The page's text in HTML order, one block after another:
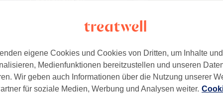
CHF 25
eigene Cookies und Cookies von Dritten, um Inhalte
Medienfunktionen bereitzustellen und unseren
Wir geben auch Informationen über die Nutzung unserer
für soziale Medien, Werbung und Analysen weiter.